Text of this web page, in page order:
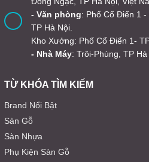
- Văn phòng: Phố Cổ Điển 1
TP Hà Nội.
Kho Xưởng: Phố Cổ Điển 1-
- Nhà Máy: Trôi-Phùng, TP Hà
TỪ KHÓA TÌM KIẾM
Brand Nổi Bật
Sàn Gỗ
Sàn Nhựa
Phụ Kiện Sàn Gỗ